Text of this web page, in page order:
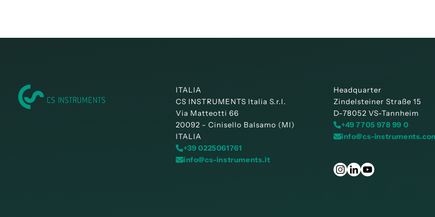
ITALIA
CS INSTRUMENTS Italia S.r.l.
Via Matteotti 66
20092 - Cinisello Balsamo (MI)
ITALIA
+39 0225061761
info@cs-instruments.it
Headquarter
Zindelsteiner Straße 15
D-78052 VS-Tannheim
+49 7705 978 99 0
info@cs-